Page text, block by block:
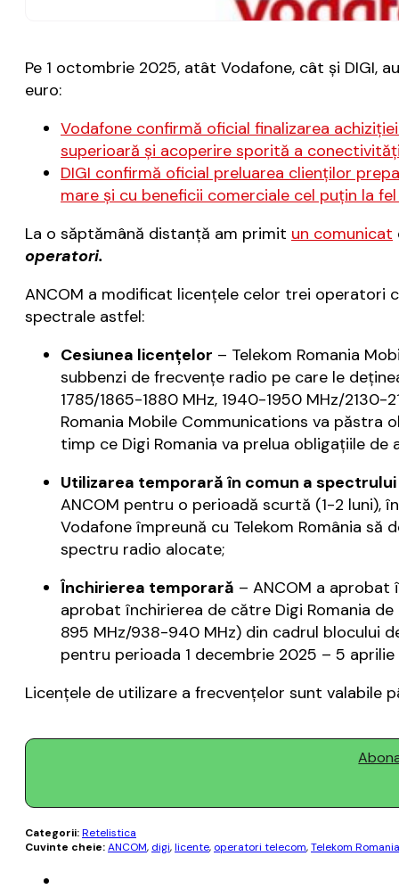
Pe 1 octombrie 2025, atât Vodafone, cât şi DIGI,
euro:
Vodafone confirmă oficial finalizarea
superioară și acoperire sporită a
DIGI confirmă oficial preluarea clienţilor
mare şi cu beneficii comerciale cel puţin la
La o săptămână distanţă am primit un comunicat
operatori.
ANCOM a modificat licențele celor trei operatori
spectrale astfel:
Cesiunea licenţelor – Telekom Romania
subbenzi de frecvențe radio pe care le
1785/1865-1880 MHz, 1940-1950 MHz/
Romania Mobile Communications va păstra
timp ce Digi Romania va prelua obligațiile
Utilizarea temporară în comun a spectrului
ANCOM pentru o perioadă scurtă (1-2 luni),
Vodafone împreună cu Telekom România
spectru radio alocate;
Închirierea temporară – ANCOM a
aprobat închirierea de către Digi Romania
895 MHz/938-940 MHz) din cadrul blocului
pentru perioada 1 decembrie 2025 – 5
Licențele de utilizare a frecvențelor sunt valabile
Categorii:Retelistica
Cuvinte cheie:ANCOM, digi,licente, operatori telecom,Telekom Romania